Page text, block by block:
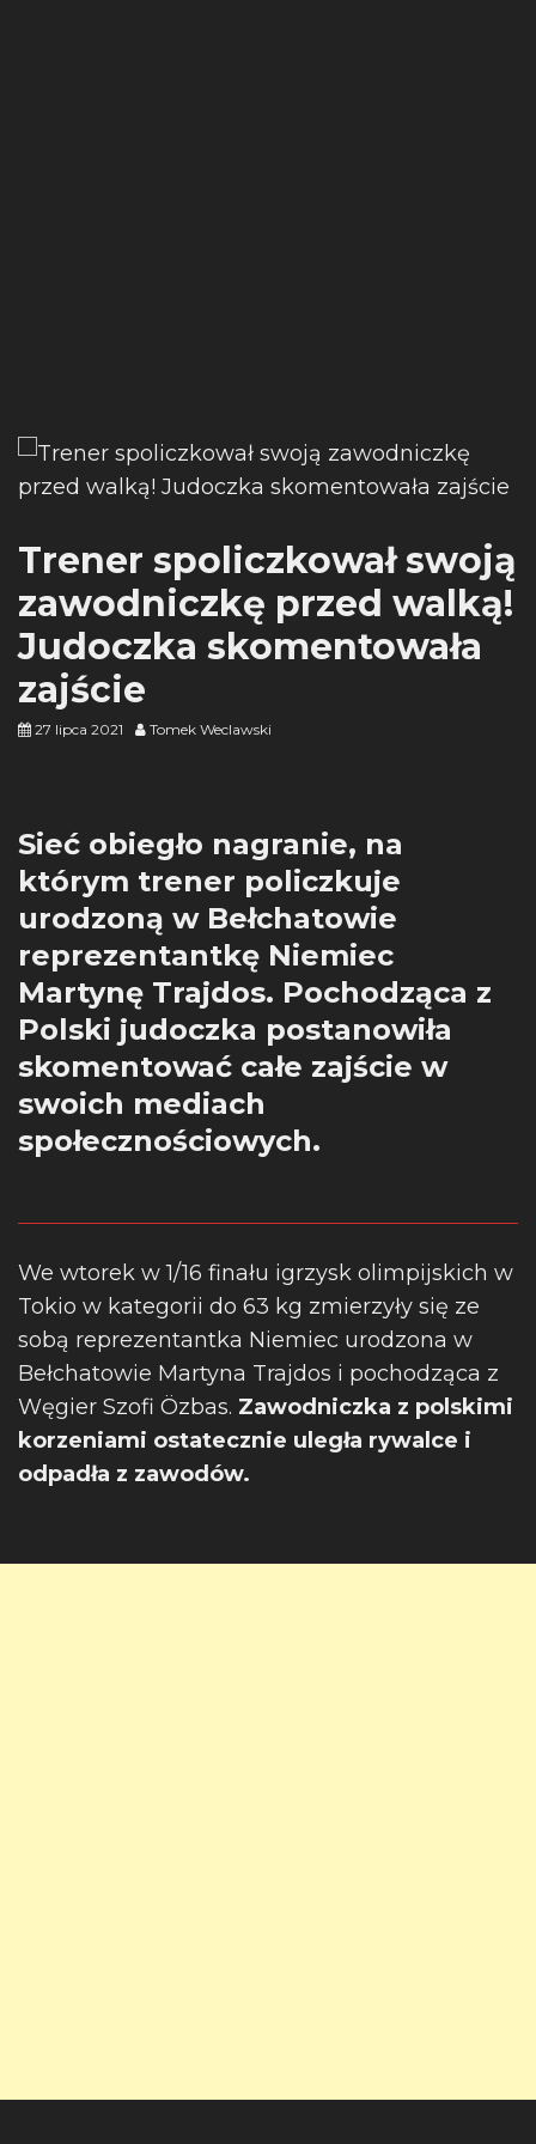
Trener spoliczkował swoją
zawodniczkę przed walką!
Judoczka skomentowała
zajście
27 lipca 2021 Tomek Weclawski
Sieć obiegło nagranie, na
którym trener policzkuje
urodzoną w Bełchatowie
reprezentantkę Niemiec
Martynę Trajdos. Pochodząca z
Polski judoczka postanowiła
skomentować całe zajście w
swoich mediach
społecznościowych.
We wtorek w 1/16 finału igrzysk olimpijskich w
Tokio w kategorii do 63 kg zmierzyły się ze
sobą reprezentantka Niemiec urodzona w
Bełchatowie Martyna Trajdos i pochodząca z
Węgier Szofi Özbas. Zawodniczka z polskimi
korzeniami ostatecznie uległa rywalce i
odpadła z zawodów.